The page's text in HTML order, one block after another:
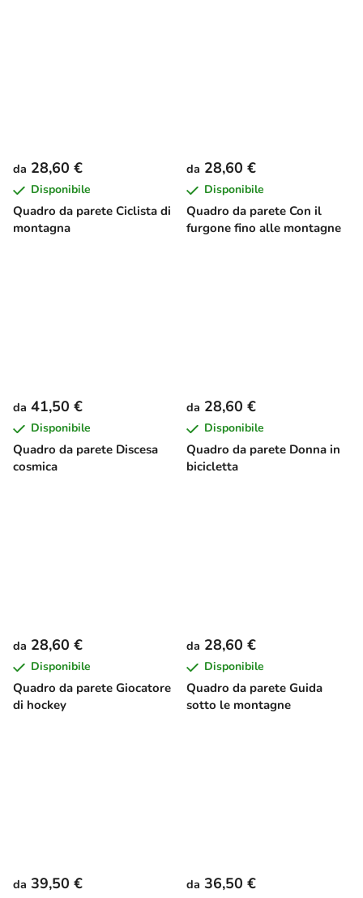
Quadro da parete Ciclista di
montagna
da 28,60 €
Disponibile
Quadro da parete Con il
furgone fino alle montagne
da 28,60 €
Disponibile
Quadro da parete Discesa
cosmica
da 41,50 €
Disponibile
Quadro da parete Donna in
bicicletta
da 28,60 €
Disponibile
Quadro da parete Giocatore
di hockey
da 28,60 €
Disponibile
Quadro da parete Guida
sotto le montagne
da 28,60 €
Disponibile
da 39,50 € da 36,50 €